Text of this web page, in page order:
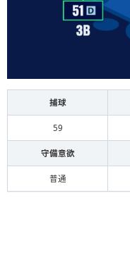
捕球
59
守備意欲
普通